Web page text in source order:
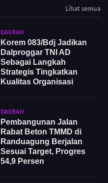
Lihat semua
DAERAH
Korem 083/Bdj Jadikan
Dalproggar TNI AD
Sebagai Langkah
Strategis Tingkatkan
Kualitas Organisasi
DAERAH
Pembangunan Jalan
Rabat Beton TMMD di
Randuagung Berjalan
Sesuai Target, Progres
54,9 Persen